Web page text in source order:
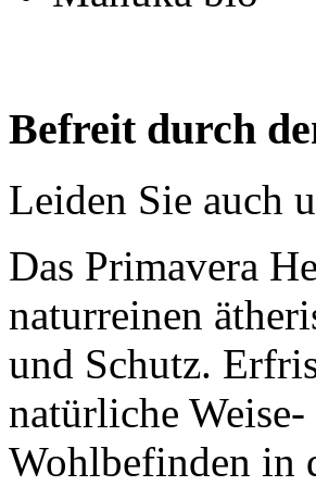
Befreit durch
Leiden Sie auch
Das Primavera
naturreinen
und Schutz.
natürliche
Wohlbefinden in